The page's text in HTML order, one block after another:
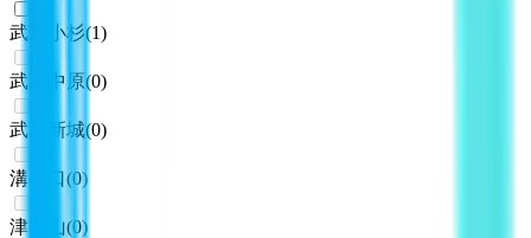
武蔵小杉(1)
武蔵中原(0)
武蔵新城(0)
溝の口(0)
津田山(0)